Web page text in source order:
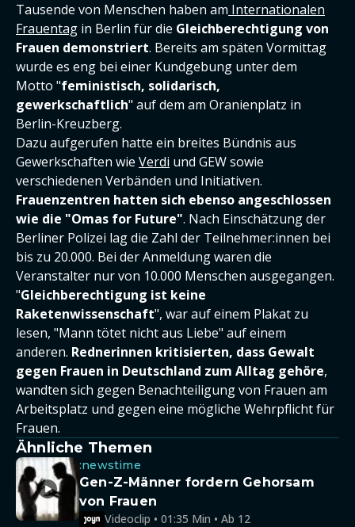
Tausende von Menschen haben am Internationalen
Frauentag in Berlin für die Gleichberechtigung von
Frauen demonstriert. Bereits am späten Vormittag
wurde es eng bei einer Kundgebung unter dem
Motto "feministisch, solidarisch,
gewerkschaftlich" auf dem am Oranienplatz in
Berlin-Kreuzberg.
Dazu aufgerufen hatte ein breites Bündnis aus
Gewerkschaften wie Verdi und GEW sowie
verschiedenen Verbänden und Initiativen.
Frauenzentren hatten sich ebenso angeschlossen
wie die "Omas for Future". Nach Einschätzung der
Berliner Polizei lag die Zahl der Teilnehmer:innen bei
bis zu 20.000. Bei der Anmeldung waren die
Veranstalter nur von 10.000 Menschen ausgegangen.
"Gleichberechtigung ist keine
Raketenwissenschaft", war auf einem Plakat zu
lesen, "Mann tötet nicht aus Liebe" auf einem
anderen. Rednerinnen kritisierten, dass Gewalt
gegen Frauen in Deutschland zum Alltag gehöre,
wandten sich gegen Benachteiligung von Frauen am
Arbeitsplatz und gegen eine mögliche Wehrpflicht für
Frauen.
Ähnliche Themen
:newstime
Gen-Z-Männer fordern Gehorsam
von Frauen
Videoclip • 01:35 Min • Ab 12